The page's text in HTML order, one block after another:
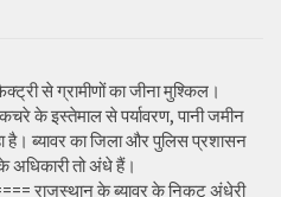
से ग्रामीणों का जीना मुश्किल।
के इस्तेमाल से पर्यावरण, पानी जमीन
है। ब्यावर का जिला और पुलिस प्रशासन
अधिकारी तो अंधे हैं।
राजस्थान के ब्यावर के निकट अंधेरी